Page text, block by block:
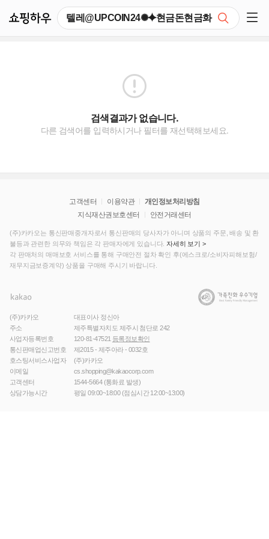
검색결과가 없습니다.
다른 검색어를 입력하시거나 필터를 재선택해보세요.
고객센터 이용약관
개인정보처리방침
지식재산권보호센터
안전거래센터
(주)카카오는 통신판매중개자로서 통신판매의 당사자가 아니며 상품의 주문, 배송 및 환
불등과 관련한 의무와 책임은 각 판매자에게 있습니다. 자세히 보기 >
각 판매처의 매매보호 서비스를 통해 구매안전 절차 확인 후(에스크로/소비자피해보험/
재무지금보증계약) 상품을 구매해 주시기 바랍니다.
(주)카카오
대표이사 정신아
주소
제주특별자치도 제주시 첨단로 242
사업자등록번호
120-81-47521 등록정보확인
통신판매업신고번호
제2015 - 제주아라 - 0032호
호스팅서비스사업자
(주)카카오
이메일
cs.shopping@kakaocorp.com
고객센터
1544-5664(통화료 발생)
상담가능시간
평일 09:00~18:00 (점심시간 12:00~13:00)